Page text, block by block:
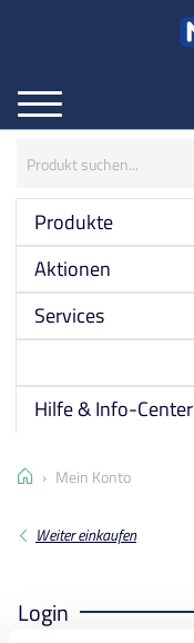
Menü
Produkte
Aktionen
Services
Hilfe & Info-Center
Home Mein Konto
Weiter einkaufen
Login